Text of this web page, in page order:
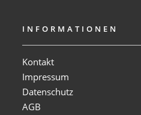
INFORMATIONEN
Kontakt
Impressum
Datenschutz
AGB